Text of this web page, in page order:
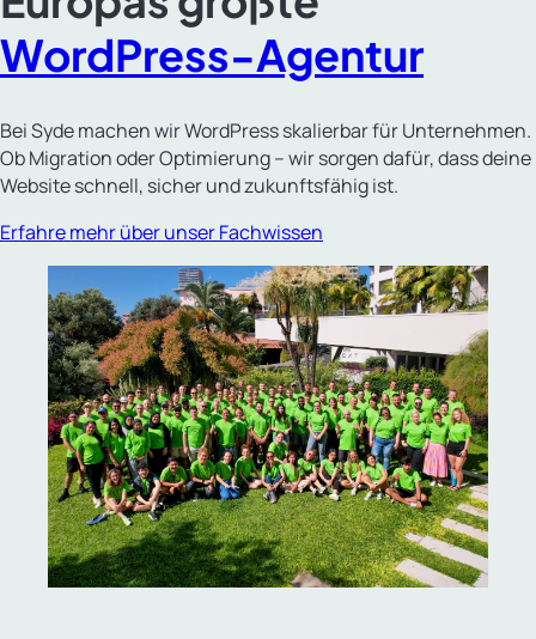
WordPress-Agentur
Bei Syde machen wir WordPress skalierbar für Unternehmen.
Ob Migration oder Optimierung – wir sorgen dafür, dass deine
Website schnell, sicher und zukunftsfähig ist.
Erfahre mehr über unser Fachwissen